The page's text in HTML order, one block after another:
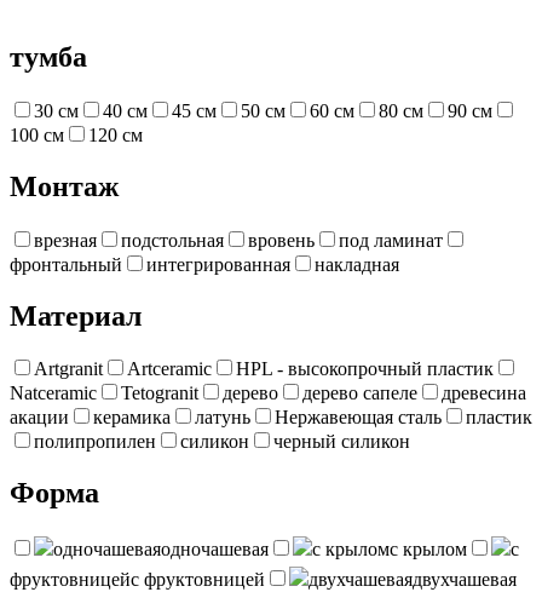
тумба
30 см 40 см 45 см 50 см 60 см 80 см
90 см
100 см
120 см
Монтаж
врезная подстольная вровень
под ламинат
фронтальный
интегрированная накладная
Материал
Artgranit Artceramic
HPL - высокопрочный пластик
Natceramic
Tetogranit дерево дерево сапеле
древесина
акации
керамика латунь Нержавеющая сталь
пластик
полипропилен
силикон черный силикон
Форма
одночашеваяодночашевая с крыломс крылом
с
фруктовницейс фруктовницей двухчашеваядвухчашевая